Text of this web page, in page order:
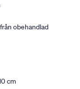
obehandlad
cm